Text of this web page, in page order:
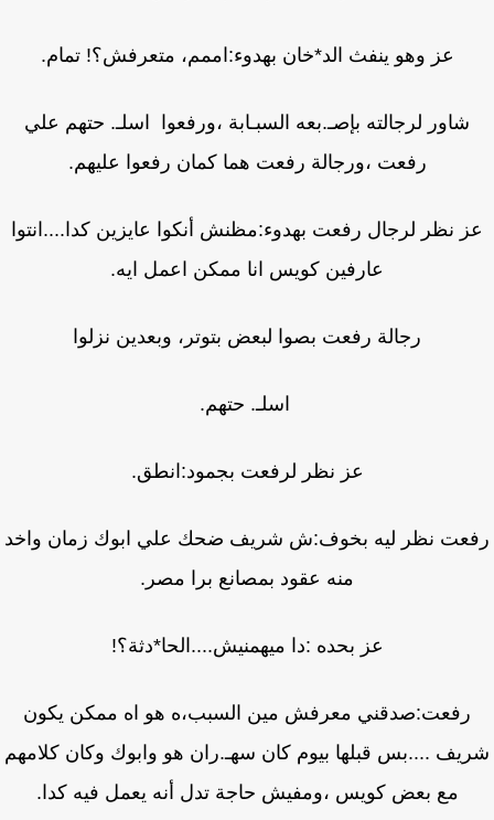
عز وهو ينفث الد*خان بهدوء:اممم، متعرفش؟! تمام.
شاور لرجالته بإصـ.بعه السبـابة ،ورفعوا اسلـ. حتهم علي
رفعت ،ورجالة رفعت هما كمان رفعوا عليهم.
نظر لرجال رفعت بهدوء:مظنش أنكوا عايزين كدا....انتوا
عارفين كويس انا ممكن اعمل ايه.
رجالة رفعت بصوا لبعض بتوتر، وبعدين نزلوا
اسلـ. حتهم.
عز نظر لرفعت بجمود:انطق.
نظر ليه بخوف:ش شريف ضحك علي ابوك زمان واخد
منه عقود بمصانع برا مصر.
عز بحده :دا ميهمنيش....الحا*دثة؟!
رفعت:صدقني معرفش مين السبب،ه هو اه ممكن يكون
....بس قبلها بيوم كان سهـ.ران هو وابوك وكان كلامهم
مع بعض كويس ،ومفيش حاجة تدل أنه يعمل فيه كدا.